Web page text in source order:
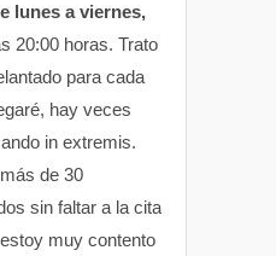
lunes a viernes,
20:00 horas. Trato
para cada
hay veces
in extremis.
de 30
sin faltar a la cita
muy contento